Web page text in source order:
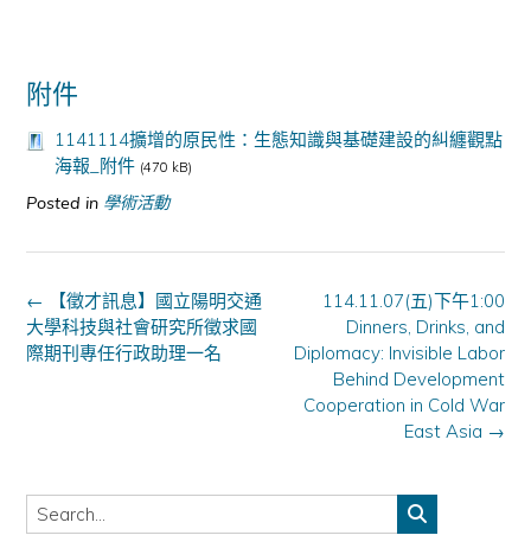
附件
1141114擴增的原民性：生態知識與基礎建設的糾纏觀點
海報_附件 (470 kB)
Posted in 學術活動
Post
navigation
114.11.07(五)下午1:00
Dinners, Drinks, and
Diplomacy: Invisible Labor
Behind Development
Cooperation in Cold War
East Asia →
←
【徵才訊息】國立陽明交通
大學科技與社會研究所徵求國
際期刊專任行政助理一名